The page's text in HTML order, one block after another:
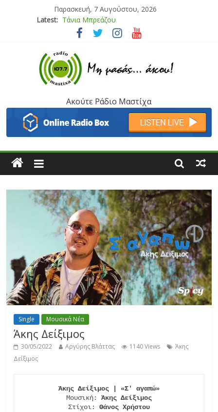
Παρασκευή, 7 Αυγούστου, 2026
Latest: Bliss
Μάνος Τρυπιάς & Γιώργος Στρατάκης
Ιορδάνης Αγαπητός
Μαριάννα Μασάδη
Τάνια Μπρεάζου
Ακούτε Ράδιο Μαστίχα
Single Μουσικά Νέα
Άκης Δείξιμος
30/05/2022 Αργύρης Βλάττας 1140 Views
Άκης
Δείξιμος
Άκης Δείξιμος | «Σ' αγαπώ»
Μουσική: Άκης Δείξιμος
Στίχοι: Θάνος Χρήστου